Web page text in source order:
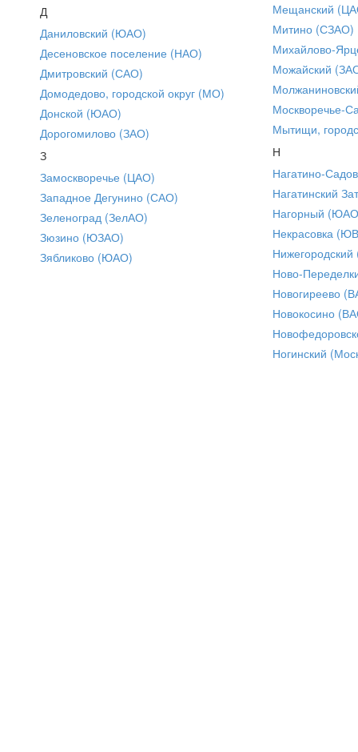
Д
Даниловский (ЮАО)
Десеновское поселение (НАО)
Дмитровский (САО)
Домодедово, городской округ (МО)
Донской (ЮАО)
Дорогомилово (ЗАО)
З
Замоскворечье (ЦАО)
Западное Дегунино (САО)
Зеленоград (ЗелАО)
Зюзино (ЮЗАО)
Зябликово (ЮАО)
Мещанский
Митино (СЗАО)
Михайлово-
Можайский
Москворечье-
Мытищи,
Н
Нагатино-
Нагатинский
Нагорный
Некрасовка
Ново-
Новогиреево
Новокосино
Ногинский